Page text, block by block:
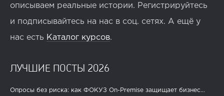
описываем реальные истории. Регистрируйтесь
и подписывайтесь на нас в соц. сетях. А ещё у
нас есть Каталог курсов.
ЛУЧШИЕ ПОСТЫ 2026
Опросы без риска: как ФОКУЗ On-Premise защищает бизнес...